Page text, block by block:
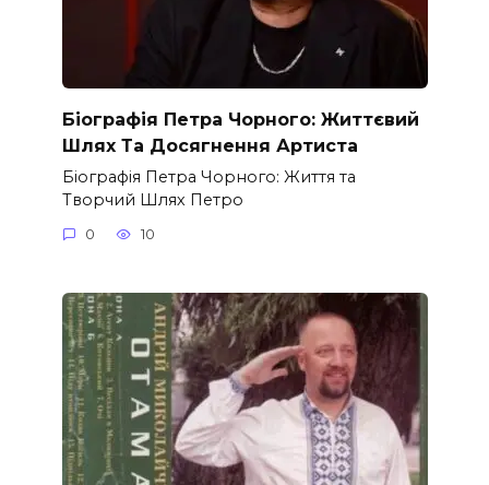
Біографія Петра Чорного: Життєвий
Шлях Та Досягнення Артиста
Біографія Петра Чорного: Життя та
Творчий Шлях Петро
0 10